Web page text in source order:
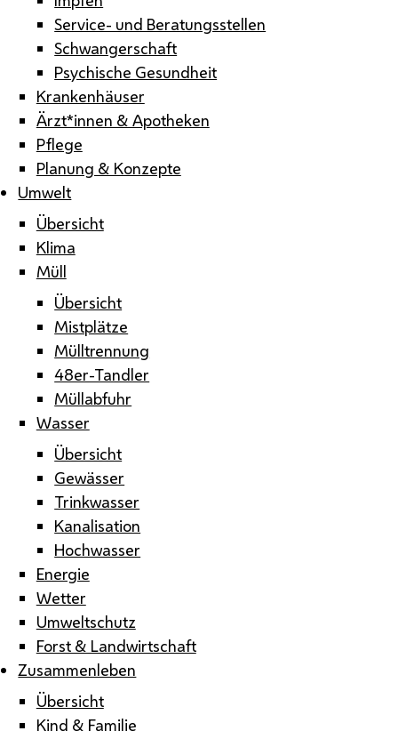
Service- und Beratungsstellen
Schwangerschaft
Psychische Gesundheit
Krankenhäuser
Ärzt*innen & Apotheken
Pflege
Planung & Konzepte
Umwelt
Übersicht
Klima
Müll
Übersicht
Mistplätze
Mülltrennung
48er-Tandler
Müllabfuhr
Wasser
Übersicht
Gewässer
Trinkwasser
Kanalisation
Hochwasser
Energie
Wetter
Umweltschutz
Forst & Landwirtschaft
Zusammenleben
Übersicht
Kind & Familie